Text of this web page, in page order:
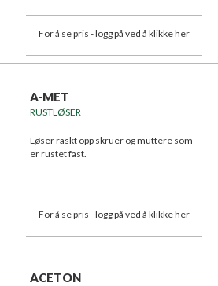
For å se pris - logg på ved å klikke her
A-MET
RUSTLØSER
Løser raskt opp skruer og muttere som
er rustet fast.
For å se pris - logg på ved å klikke her
ACETON